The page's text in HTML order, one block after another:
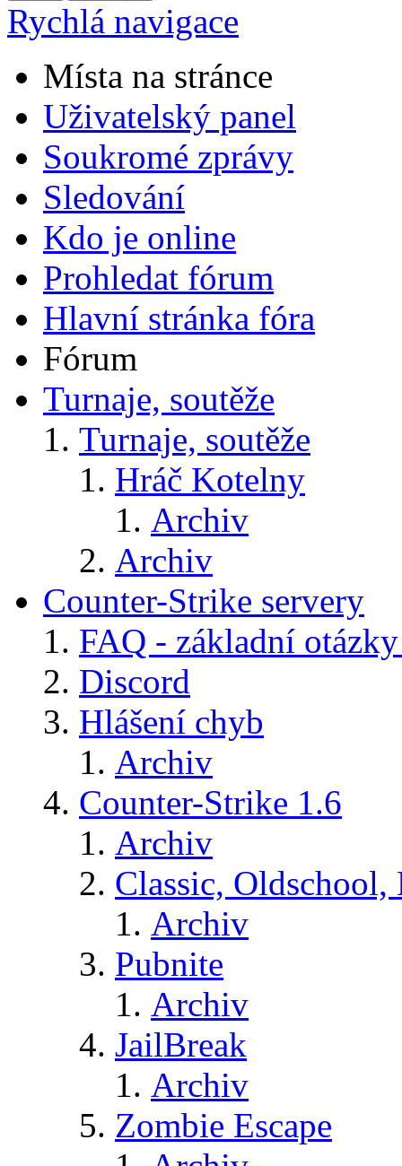
Rychlá navigace
Místa na stránce
Uživatelský panel
Soukromé zprávy
Sledování
Kdo je online
Prohledat fórum
Hlavní stránka fóra
Fórum
Turnaje, soutěže
Turnaje, soutěže
Hráč Kotelny
Archiv
Archiv
Counter-Strike servery
FAQ - základní
Discord
Hlášení chyb
Archiv
Counter-Strike 1.6
Archiv
Classic,
Archiv
Pubnite
Archiv
JailBreak
Archiv
Zombie Escape